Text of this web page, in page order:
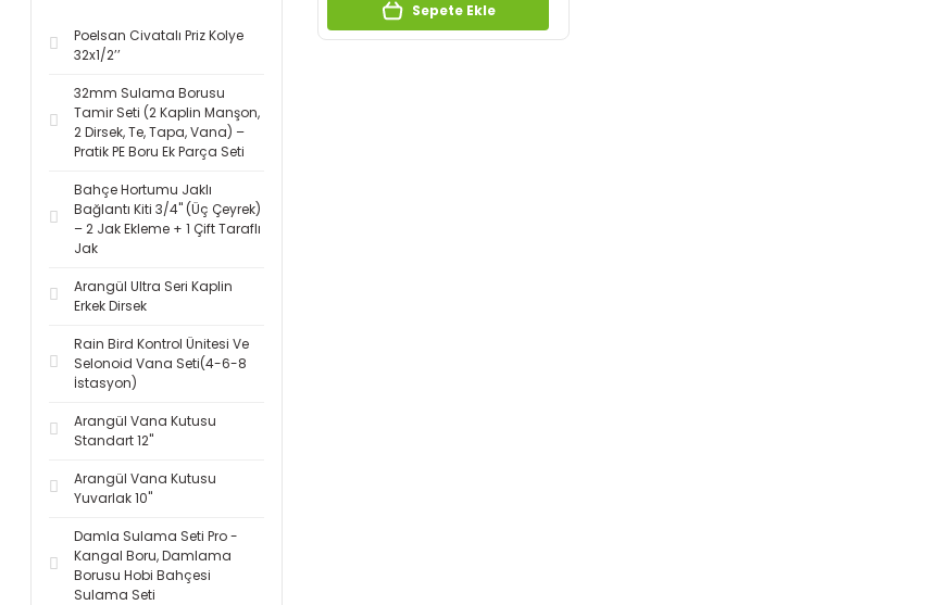
Poelsan Civatalı Priz Kolye
32x1/2’’
32mm Sulama Borusu
Tamir Seti (2 Kaplin Manşon,
2 Dirsek, Te, Tapa, Vana) –
Pratik PE Boru Ek Parça Seti
Bahçe Hortumu Jaklı
Bağlantı Kiti 3/4'' (Üç Çeyrek)
– 2 Jak Ekleme + 1 Çift Taraflı
Jak
Arangül Ultra Seri Kaplin
Erkek Dirsek
Rain Bird Kontrol Ünitesi Ve
Selonoid Vana Seti(4-6-8
İstasyon)
Arangül Vana Kutusu
Standart 12''
Arangül Vana Kutusu
Yuvarlak 10''
Damla Sulama Seti Pro -
Kangal Boru, Damlama
Borusu Hobi Bahçesi
Sulama Seti
Sepete Ekle